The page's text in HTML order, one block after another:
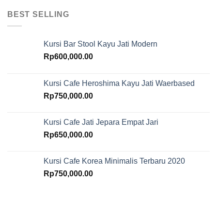
BEST SELLING
Kursi Bar Stool Kayu Jati Modern
Rp600,000.00
Kursi Cafe Heroshima Kayu Jati Waerbased
Rp750,000.00
Kursi Cafe Jati Jepara Empat Jari
Rp650,000.00
Kursi Cafe Korea Minimalis Terbaru 2020
Rp750,000.00